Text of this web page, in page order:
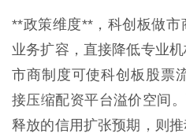
**政策维度**，科创板做
业务扩容，直接降低专业
市商制度可使科创板股票
接压缩配资平台溢价空间
释放的信用扩张预期，则